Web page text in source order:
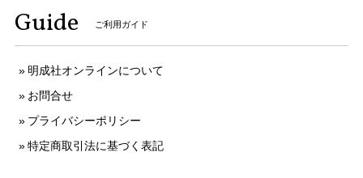
Guide ご利用ガイド
明成社オンラインについて
お問合せ
プライバシーポリシー
特定商取引法に基づく表記